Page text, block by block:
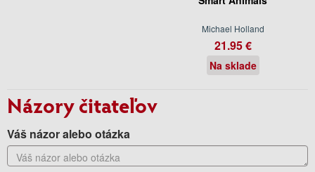
Michael Holland
21.95 €
Na sklade
Názory čitateľov
Váš názor alebo otázka